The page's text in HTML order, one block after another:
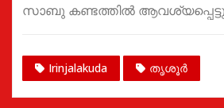
സാബു കണ്ടത്തിൽ
Irinjalakuda തൃശൂർ